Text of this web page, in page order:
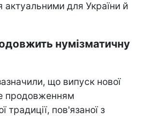
для України й
нумізматичну
що випуск нової
продовженням
традиції, пов'язаної з